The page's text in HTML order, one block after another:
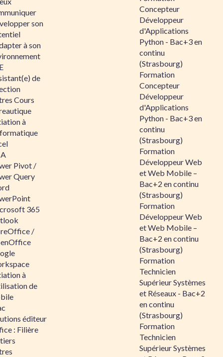
son
à son
de
Cours
à
Pivot /
Query
365
/
à
de
éditeur
: Filière
Concepteur
Développeur
d'Applications
Python - Bac+3 en
continu
(Strasbourg)
Formation
Concepteur
Développeur
d'Applications
Python - Bac+3 en
continu
(Strasbourg)
Formation
Développeur Web
et Web Mobile –
Bac+2 en continu
(Strasbourg)
Formation
Développeur Web
et Web Mobile –
Bac+2 en continu
(Strasbourg)
Formation
Technicien
Supérieur Systèmes
et Réseaux - Bac+2
en continu
(Strasbourg)
Formation
Technicien
Supérieur Systèmes